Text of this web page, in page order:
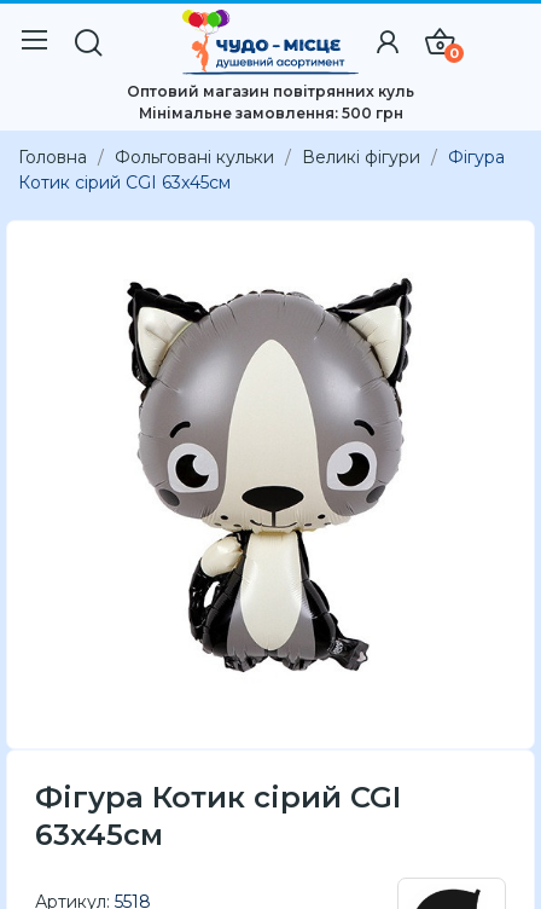
0
Оптовий магазин повітрянних куль
Мінімальне замовлення: 500 грн
Головна Фольговані кульки Великі фігури
Фігура
Котик сірий CGI 63x45см
Фігура Котик сірий CGI
63x45см
Артикул: 5518